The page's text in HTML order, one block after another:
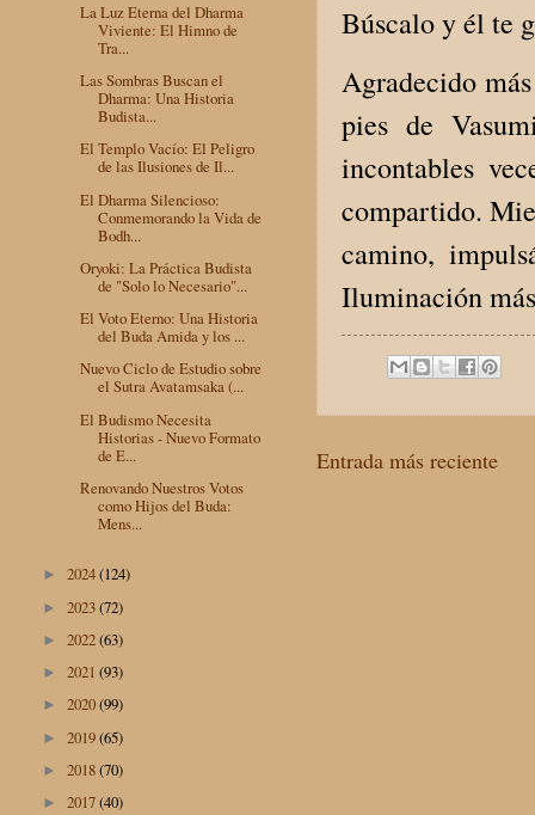
Búscalo y él te
Agradecido
pies de
incontables
compartido.
camino,
Iluminación
Entrada más reciente
La Luz Eterna del Dharma
Viviente: El Himno de
Tra...
Las Sombras Buscan el
Dharma: Una Historia
Budista...
El Templo Vacío: El Peligro
de las Ilusiones de Il...
El Dharma Silencioso:
Conmemorando la Vida de
Bodh...
Oryoki: La Práctica Budista
de "Solo lo Necesario"...
El Voto Eterno: Una Historia
del Buda Amida y los ...
Nuevo Ciclo de Estudio sobre
el Sutra Avatamsaka (...
El Budismo Necesita
Historias - Nuevo Formato
de E...
Renovando Nuestros Votos
como Hijos del Buda:
Mens...
► 2024(124)
► 2023(72)
► 2022(63)
► 2021 (93)
► 2020(99)
► 2019(65)
► 2018(70)
► 2017(40)